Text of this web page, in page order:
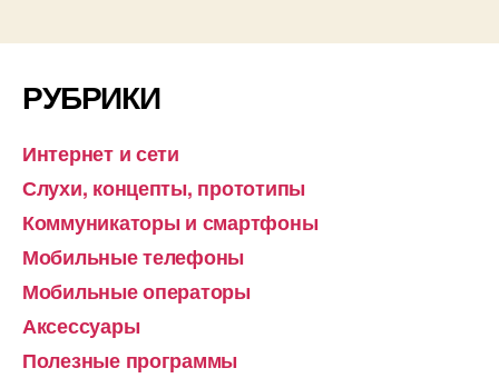
РУБРИКИ
Интернет и сети
Слухи, концепты, прототипы
Коммуникаторы и смартфоны
Мобильные телефоны
Мобильные операторы
Аксессуары
Полезные программы